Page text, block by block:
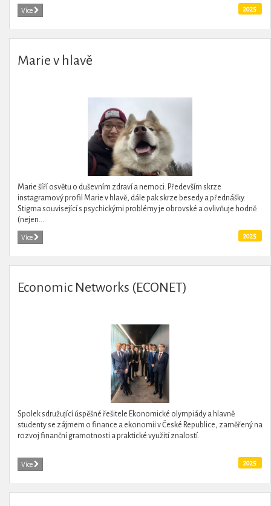
Více 2025
Marie v hlavě
Marie šíří osvětu o duševním zdraví a nemoci. Především skrze
instagramový profil Marie v hlavě, dále pak skrze besedy a přednášky.
Stigma související s psychickými problémy je obrovské a ovlivňuje hodně
(nejen...
Více 2025
Economic Networks (ECONET)
Spolek sdružující úspěšné řešitele Ekonomické olympiády a hlavně
studenty se zájmem o finance a ekonomii v České Republice, zaměřený na
rozvoj finanční gramotnosti a praktické využití znalostí.
Více 2025